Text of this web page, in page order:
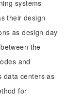
systems
their design
as design day
the
and
data centers as
for